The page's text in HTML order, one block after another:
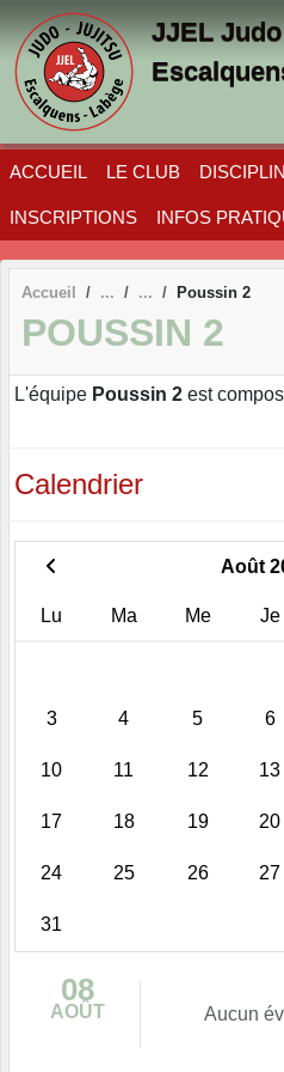
JJEL
ACCUEIL LE CLUB
INSCRIPTIONS INFOS
Accueil Poussin 2
POUSSIN 2
L'équipe Poussin 2 est
Calendrier
Août
Lu Ma Me Je
3 4 5 6
10 11 12 13
17 18 19 20
24 25 26 27
31
08
AOÛT Aucun
Panneau de gestion des cookies